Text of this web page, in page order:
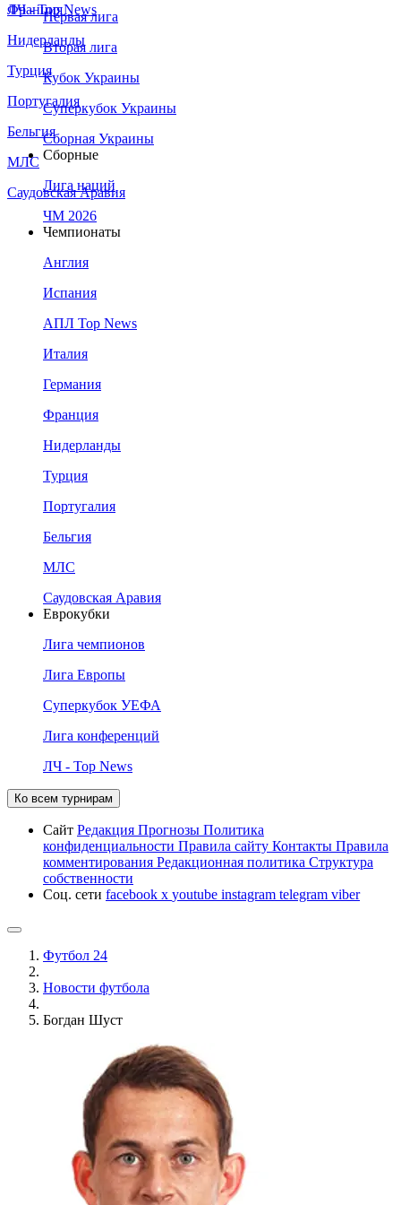
Франция
Нидерланды
Турция
Португалия
Бельгия
МЛС
Саудовская Аравия
ЛЧ - Top News
Первая лига
Вторая лига
Кубок Украины
Суперкубок Украины
Сборная Украины
Сборные
Лига наций
ЧМ 2026
Чемпионаты
Англия
Испания
АПЛ Top News
Италия
Германия
Франция
Нидерланды
Турция
Португалия
Бельгия
МЛС
Саудовская Аравия
Еврокубки
Лига чемпионов
Лига Европы
Суперкубок УЕФА
Лига конференций
ЛЧ - Top News
Ко всем турнирам
Сайт Редакция Прогнозы Политика
конфиденциальности Правила сайту Контакты Правила
комментирования Редакционная политика Структура
собственности
Соц. сети facebook x youtube instagram telegram viber
Футбол 24
Новости футбола
Богдан Шуст